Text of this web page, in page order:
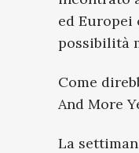
ed Europei
possibilità
Come
And More
La